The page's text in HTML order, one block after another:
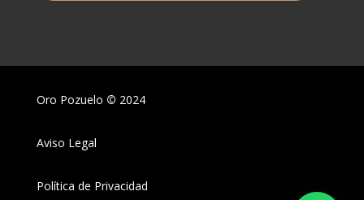
Oro Pozuelo © 2024
Aviso Legal
Política de Privacidad